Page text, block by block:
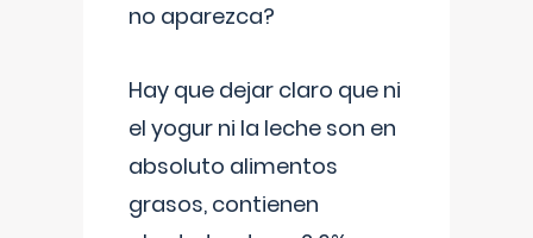
no aparezca?
Hay que dejar claro que ni
el yogur ni la leche son en
absoluto alimentos
grasos, contienen